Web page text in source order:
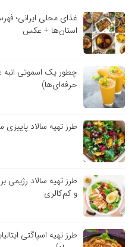
غذای محلی ایرانی؛
استان‌ها + عکس
چطور یک اسموتی
حرفه‌ای‌ها)
طرز تهیه سالاد پاییزی
طرز تهیه سالاد
و کم‌کالری